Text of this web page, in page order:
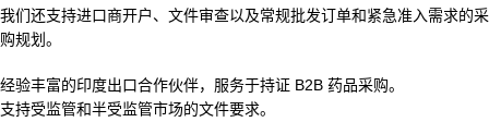
我们还支持进口商开户、文件审查以及常规批发订单和紧急准入需求的采
购规划。
经验丰富的印度出口合作伙伴，服务于持证 B2B 药品采购。
支持受监管和半受监管市场的文件要求。